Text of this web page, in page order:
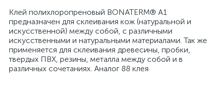
Клей полихлоропреновый BONATERM® А1
предназначен для склеивания кож (натуральной и
искусственной) между собой, с различными
искусственными и натуральными материалами. Так же
применяется для склеивания древесины, пробки,
твердых ПВХ, резины, металла между собой и в
различных сочетаниях. Аналог 88 клея